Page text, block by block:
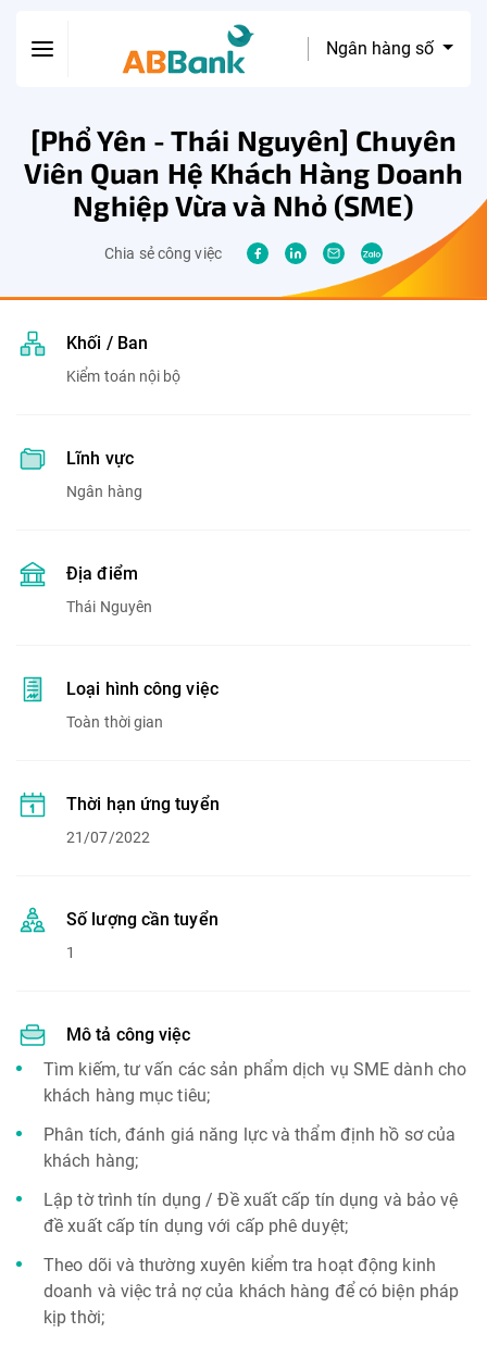
Ngân hàng số
[Phổ Yên - Thái Nguyên] Chuyên
Viên Quan Hệ Khách Hàng Doanh
Nghiệp Vừa và Nhỏ (SME)
Chia sẻ công việc
Khối / Ban
Kiểm toán nội bộ
Lĩnh vực
Ngân hàng
Địa điểm
Thái Nguyên
Loại hình công việc
Toàn thời gian
Thời hạn ứng tuyển
21/07/2022
Số lượng cần tuyển
1
Mô tả công việc
Tìm kiếm, tư vấn các sản phẩm dịch vụ SME dành cho
khách hàng mục tiêu;
Phân tích, đánh giá năng lực và thẩm định hồ sơ của
khách hàng;
Lập tờ trình tín dụng / Đề xuất cấp tín dụng và bảo vệ
đề xuất cấp tín dụng với cấp phê duyệt;
Theo dõi và thường xuyên kiểm tra hoạt động kinh
doanh và việc trả nợ của khách hàng để có biện pháp
kịp thời;